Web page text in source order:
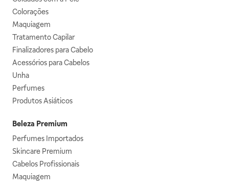
Colorações
Maquiagem
Tratamento Capilar
Finalizadores para Cabelo
Acessórios para Cabelos
Unha
Perfumes
Produtos Asiáticos
Beleza Premium
Perfumes Importados
Skincare Premium
Cabelos Profissionais
Maquiagem